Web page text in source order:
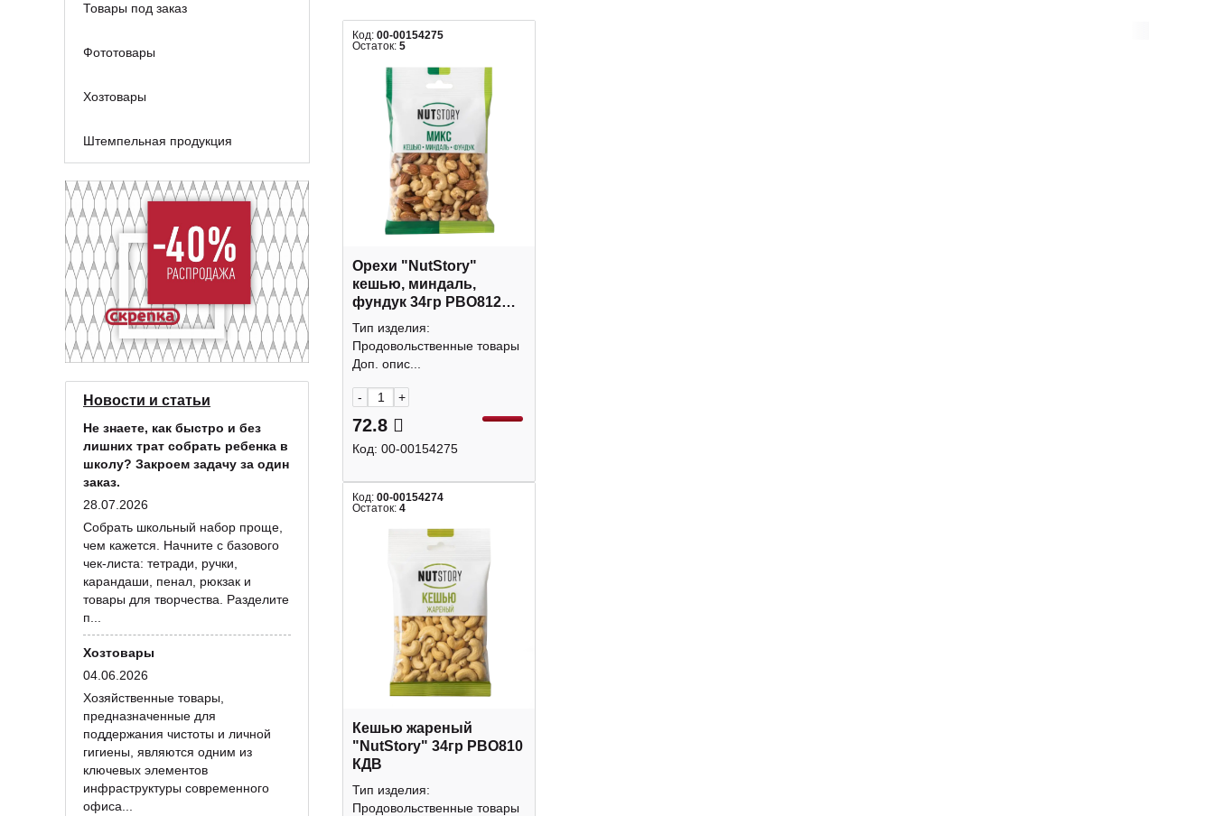
Товары под заказ
Фототовары
Хозтовары
Штемпельная продукция
Новости и статьи
Не знаете, как быстро и без
лишних трат собрать ребенка в
школу? Закроем задачу за один
заказ.
28.07.2026
Собрать школьный набор проще,
чем кажется. Начните с базового
чек-листа: тетради, ручки,
карандаши, пенал, рюкзак и
товары для творчества. Разделите
п...
Хозтовары
04.06.2026
Хозяйственные товары,
предназначенные для
поддержания чистоты и личной
гигиены, являются одним из
ключевых элементов
инфраструктуры современного
офиса...
Код: 00-00154275
Остаток: 5
Орехи "NutStory"
кешью, миндаль,
фундук 34гр РВО812
КДВ
Тип изделия:
Продовольственные товары
Доп. опис...
- +
72.8
Код: 00-00154275
Код: 00-00154274
Остаток: 4
Кешью жареный
"NutStory" 34гр РВО810
КДВ
Тип изделия:
Продовольственные товары